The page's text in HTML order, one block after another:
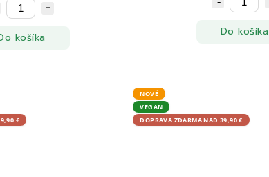
košíka Do košíka
€
NOVÉ
VEGAN
DOPRAVA ZDARMA NAD 39,90 €